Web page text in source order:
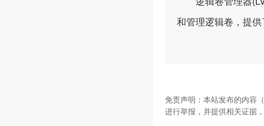
和管理逻辑卷，提
免责声明：本站发布的内容
进行举报，并提供相关证据